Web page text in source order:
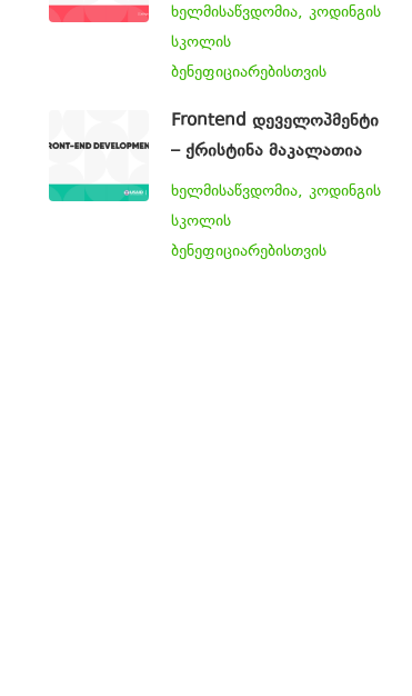
ხელმისაწვდომია, კოდინგის
სკოლის
ბენეფიციარებისთვის
Frontend დეველოპმენტი
– ქრისტინა მაკალათია
ხელმისაწვდომია, კოდინგის
სკოლის
ბენეფიციარებისთვის